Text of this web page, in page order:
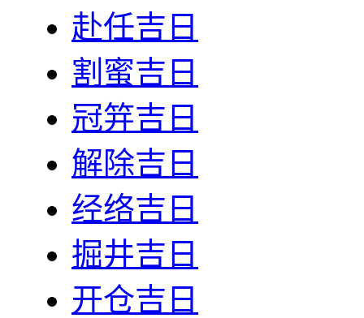
赴任吉日
割蜜吉日
冠笄吉日
解除吉日
经络吉日
掘井吉日
开仓吉日